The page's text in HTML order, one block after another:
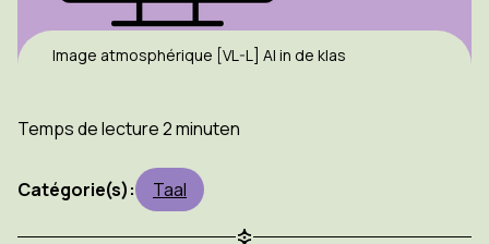
Image atmosphérique [VL-L] AI in de klas
Temps de lecture 2 minuten
Catégorie(s): Taal